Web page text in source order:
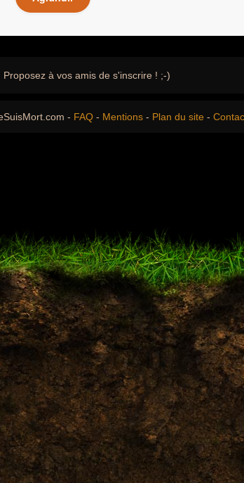
Proposez à vos amis de s'inscrire ! ;-)
- FAQ - Mentions - Plan du site -